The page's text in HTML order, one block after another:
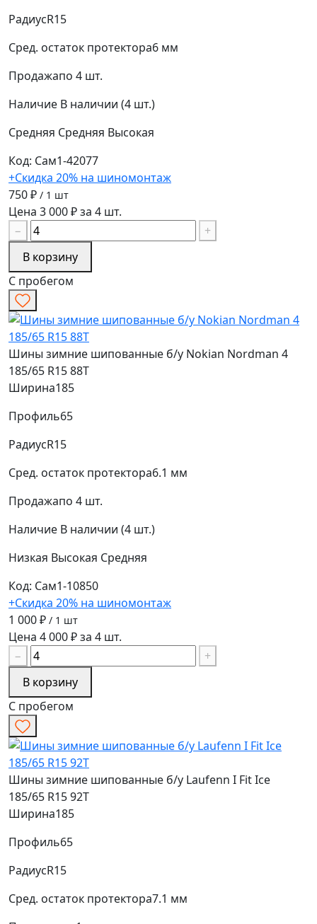
РадиусR15
Сред. остаток протектора6 мм
Продажапо 4 шт.
Наличие В наличии (4 шт.)
Средняя Средняя Высокая
Код: Сам1-42077
+Скидка 20% на шиномонтаж
750 ₽ / 1 шт
Цена 3 000 ₽ за 4 шт.
−
+
В корзину
С пробегом
Шины зимние шипованные б/у Nokian Nordman 4
185/65 R15 88T
Ширина185
Профиль65
РадиусR15
Сред. остаток протектора6.1 мм
Продажапо 4 шт.
Наличие В наличии (4 шт.)
Низкая Высокая Средняя
Код: Сам1-10850
+Скидка 20% на шиномонтаж
1 000 ₽ / 1 шт
Цена 4 000 ₽ за 4 шт.
−
+
В корзину
С пробегом
Шины зимние шипованные б/у Laufenn I Fit Ice
185/65 R15 92T
Ширина185
Профиль65
РадиусR15
Сред. остаток протектора7.1 мм